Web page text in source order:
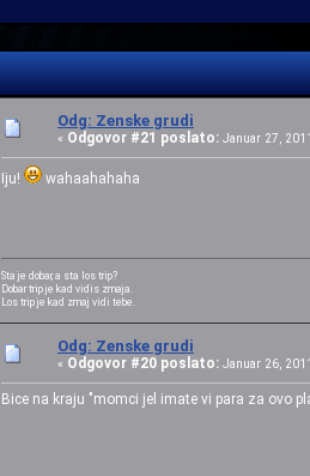
Odg: Zenske grudi
« Odgovor #21 poslato: Januar 27,
Iju! wahaahahaha
Sta je dobar, a sta los trip?
Dobar trip je kad vidis zmaja.
Los trip je kad zmaj vidi tebe.
Odg: Zenske grudi
« Odgovor #20 poslato: Januar 26,
Bice na kraju "momci jel imate vi para za ovo